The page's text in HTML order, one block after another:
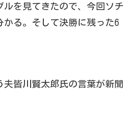
を見てきたので、今回ソチ
る。そして決勝に残った6
夫皆川賢太郎氏の言葉が新聞